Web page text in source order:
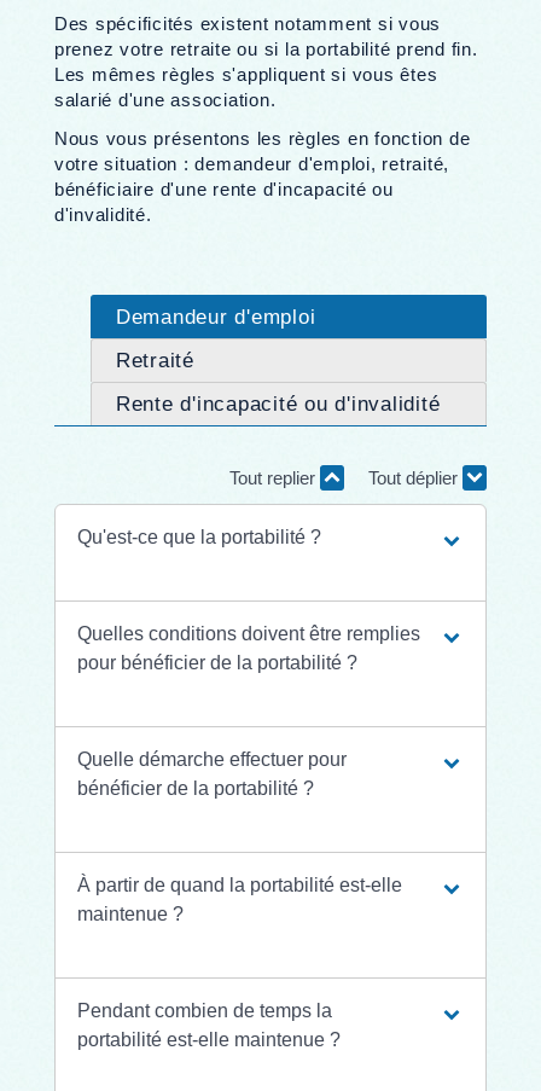
Des spécificités existent notamment si vous
prenez votre retraite ou si la portabilité prend fin.
Les mêmes règles s'appliquent si vous êtes
salarié d'une association.
Nous vous présentons les règles en fonction de
votre situation : demandeur d'emploi, retraité,
bénéficiaire d'une rente d'incapacité ou
d'invalidité.
Demandeur d'emploi
Retraité
Rente d'incapacité ou d'invalidité
Tout replier Tout déplier
Qu'est-ce que la portabilité ?
Quelles conditions doivent être remplies
pour bénéficier de la portabilité ?
Quelle démarche effectuer pour
bénéficier de la portabilité ?
À partir de quand la portabilité est-elle
maintenue ?
Pendant combien de temps la
portabilité est-elle maintenue ?